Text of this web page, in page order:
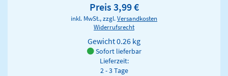
Preis 3,99 €
inkl. MwSt., zzgl.Versandkosten
Widerrufsrecht
Gewicht0.26 kg
Sofort lieferbar
Lieferzeit:
2 - 3 Tage